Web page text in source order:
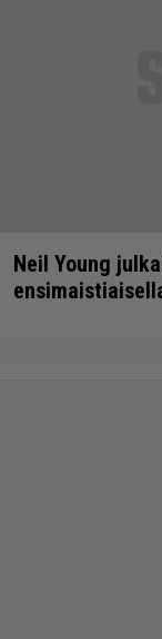
Neil Young